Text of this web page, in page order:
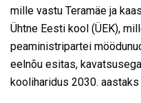
mille vastu Teramäe ja
Ühtne Eesti kool (ÜEK),
peaministripartei
eelnõu esitas,
kooliharidus 2030.